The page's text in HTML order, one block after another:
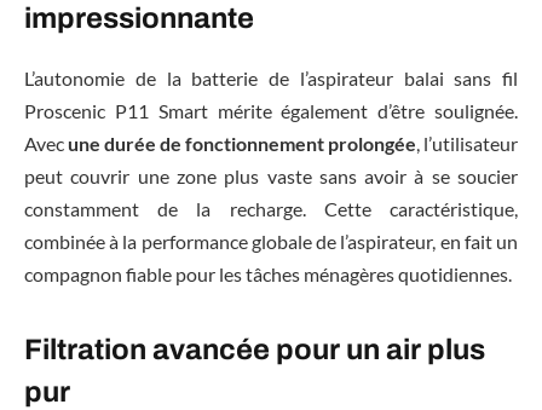
impressionnante
L’autonomie de la batterie de l’aspirateur balai sans fil
Proscenic P11 Smart mérite également d’être soulignée.
Avec une durée de fonctionnement prolongée , l’utilisateur
peut couvrir une zone plus vaste sans avoir à se soucier
constamment de la recharge. Cette caractéristique,
combinée à la performance globale de l’aspirateur, en fait un
compagnon fiable pour les tâches ménagères quotidiennes.
Filtration avancée pour un air plus
pur